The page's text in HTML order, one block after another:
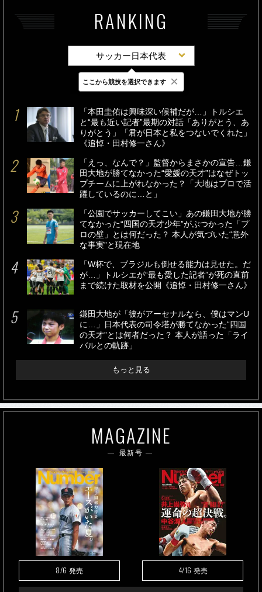
RANKING
サッカー日本代表
最新 24時間 週間
「本田圭佑は興味深い候補だが…」トルシエ
と“最も近い記者”最期の対話「ありがとう、あ
りがとう」「君が日本と私をつないでくれた」
《追悼・田村修一さん》
「えっ、なんで？」監督からまさかの宣告…鎌
田大地が勝てなかった“愛媛の天才”はなぜトッ
プチームに上がれなかった？「大地はプロで活
躍しているのに…と」
「公園でサッカーしてこい」あの鎌田大地が勝
てなかった“四国の天才少年”がぶつかった「プ
ロの壁」とは何だった？ 本人が気づいた“意外
な事実”と現在地
「W杯で、ブラジルも倒せる能力は見せた。だ
が…」トルシエが“最も愛した記者”が死の直前
まで続けた取材を公開《追悼・田村修一さん》
鎌田大地が「彼がアーセナルなら、僕はマンU
に…」日本代表の司令塔が勝てなかった“四国
の天才”とは何者だった？ 本人が語った「ライ
バルとの軌跡」
もっと見る
MAGAZINE
最新号
8/6 発売 4/16 発売
ここから競技を選択できます ×